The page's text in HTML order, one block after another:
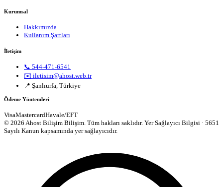
Kurumsal
Hakkımızda
Kullanım Şartları
İletişim
📞 544-471-6541
✉️ iletisim@ahost.web.tr
📍 Şanlıurfa, Türkiye
Ödeme Yöntemleri
VisaMastercardHavale/EFT
© 2026 Ahost Bilişim Bilişim. Tüm hakları saklıdır. Yer Sağlayıcı Bilgisi · 5651
Sayılı Kanun kapsamında yer sağlayıcıdır.